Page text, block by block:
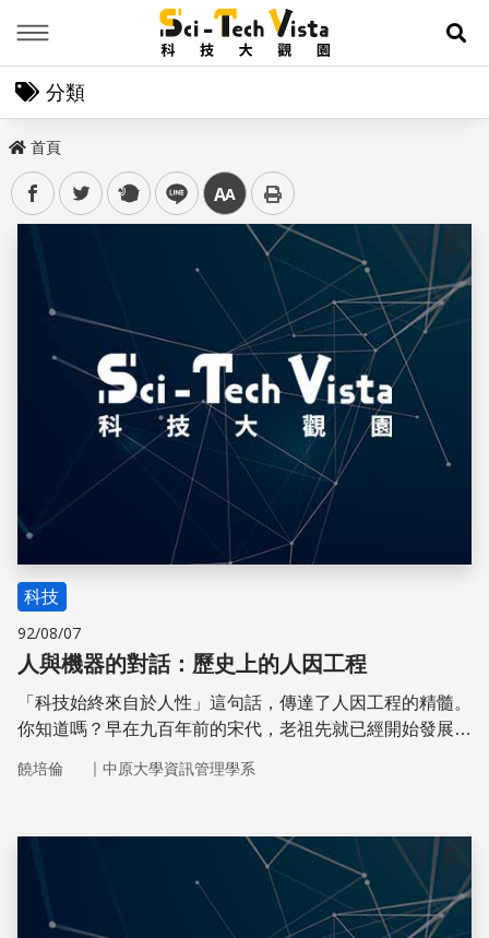
展
分類
首頁
facebooktwitter plurk line 中
儲存
科技
92/08/07
人與機器的對話：歷史上的人因工程
「科技始終來自於人性」這句話，傳達了人因工程的精髓。
你知道嗎？早在九百年前的宋代，老祖先就已經開始發展以
饒培倫 ｜ 中原大學資訊管理學系
儲存